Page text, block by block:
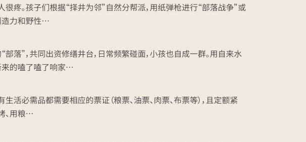
疼。孩子们根据“择井为邻”自然分帮派，用纸弹枪进行“部落战争”或
造力和野性…
”，共同出资修缮井台，日常频繁碰面，小孩也自成一群。用自来水
来的嗑了嗑了响家…
活必需品都需要相应的票证（粮票、油票、肉票、布票等），且定额紧
、用粮…